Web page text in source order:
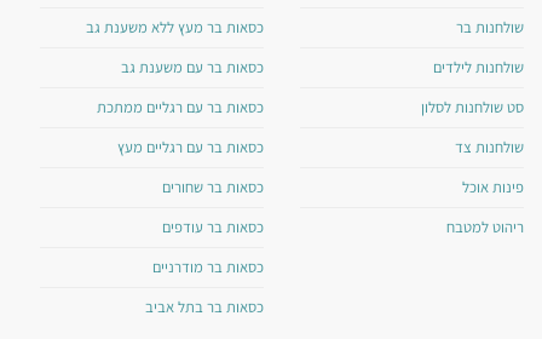
שולחנות בר
שולחנות לילדים
סט שולחנות לסלון
שולחנות צד
פינות אוכל
ריהוט למטבח
כסאות בר מעץ ללא משענת גב
כסאות בר עם משענת גב
כסאות בר עם רגליים ממתכת
כסאות בר עם רגליים מעץ
כסאות בר שחורים
כסאות בר עודפים
כסאות בר מודרניים
כסאות בר בתל אביב